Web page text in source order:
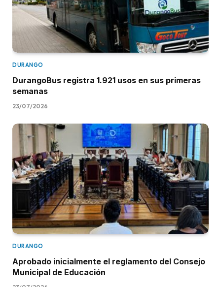
DURANGO
DurangoBus registra 1.921 usos en sus primeras
semanas
23/07/2026
DURANGO
Aprobado inicialmente el reglamento del Consejo
Municipal de Educación